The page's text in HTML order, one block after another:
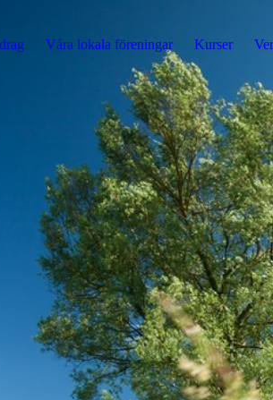
Våra lokala föreningar Kurser